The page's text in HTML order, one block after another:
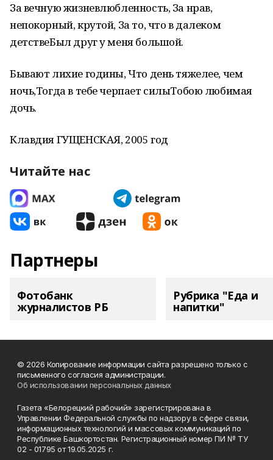
За вечную жизневлюбленность, За нрав,
непокорный, крутой, За то, что в далеком
детствеБыл друг у меня большой.
Бывают лихие годины, Что день тяжелее, чем
ночь,Тогда в тебе черпает силыТобою любимая
дочь.
Клавдия ГУЩЕНСКАЯ, 2005 год
Читайте нас
Партнеры
Фотобанк
журналистов РБ
Рубрика "Еда и
напитки"
© 2026 Копирование информации сайта разрешено только с
письменного согласия администрации.
Об использовании персональных данных
Газета «Белорецкий рабочий» зарегистрирована в
Управлении Федеральной службы по надзору в сфере связи,
информационных технологий и массовых коммуникаций по
Республике Башкортостан. Регистрационный номер ПИ № ТУ
02 - 01795 от 19.05.2025 г.